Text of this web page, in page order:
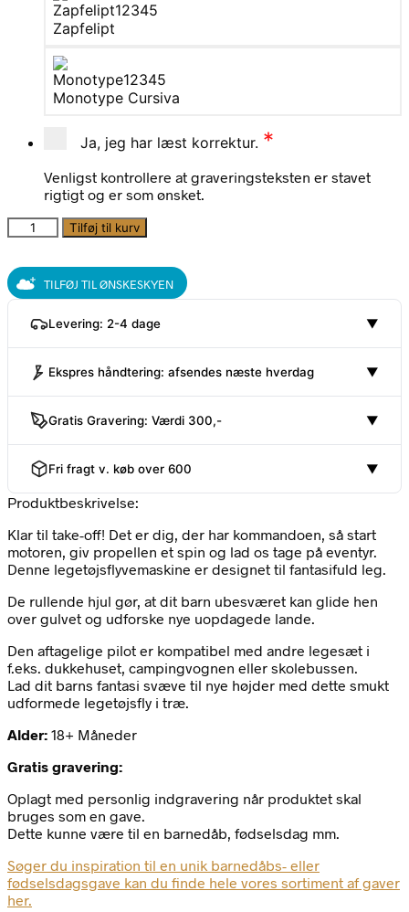
Zapfelipt
Monotype Cursiva
Ja, jeg har læst korrektur. *
Venligst kontrollere at graveringsteksten er stavet
rigtigt og er som ønsket.
Flyvemaskine
navn,
Little
Dutch
antal
Tilføj til kurv
TILFØJ TIL ØNSKESKYEN
Levering: 2-4 dage ▼
Ekspres håndtering: afsendes næste hverdag ▼
Gratis Gravering: Værdi 300,- ▼
Fri fragt v. køb over 600 ▼
Produktbeskrivelse:
Klar til take-off! Det er dig, der har kommandoen, så start
motoren, giv propellen et spin og lad os tage på eventyr.
Denne legetøjsflyvemaskine er designet til fantasifuld leg.
De rullende hjul gør, at dit barn ubesværet kan glide hen
over gulvet og udforske nye uopdagede lande.
Den aftagelige pilot er kompatibel med andre legesæt i
f.eks. dukkehuset, campingvognen eller skolebussen.
Lad dit barns fantasi svæve til nye højder med dette smukt
udformede legetøjsfly i træ.
Alder: 18+ Måneder
Gratis gravering:
Oplagt med personlig indgravering når produktet skal
bruges som en gave.
Dette kunne være til en barnedåb, fødselsdag mm.
Søger du inspiration til en unik barnedåbs- eller
fødselsdagsgave kan du finde hele vores sortiment af gaver
her.